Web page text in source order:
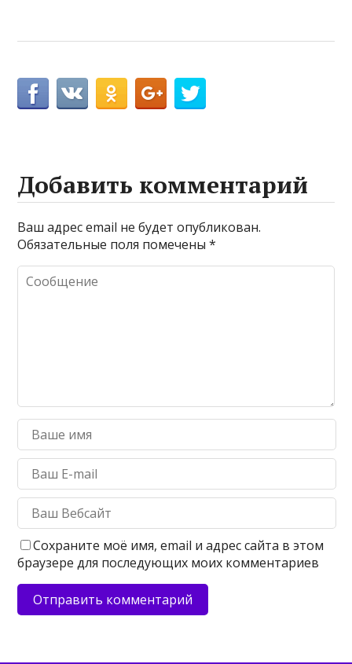
Добавить комментарий
Ваш адрес email не будет опубликован.
Обязательные поля помечены*
Сохраните моё имя, email и адрес сайта в этом
браузере для последующих моих комментариев